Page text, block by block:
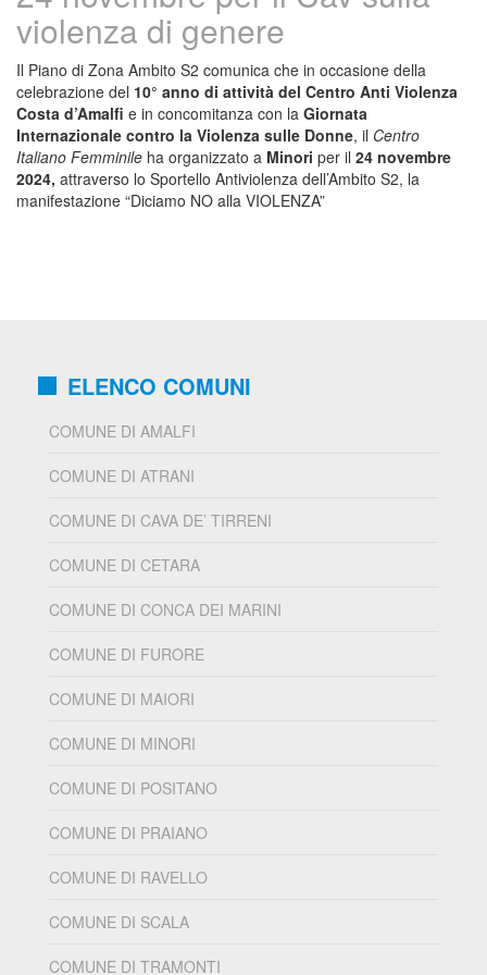
violenza di genere
Il Piano di Zona Ambito S2 comunica che in occasione della
celebrazione del 10° anno di attività del Centro Anti Violenza
Costa d’Amalfi e in concomitanza con la Giornata
Internazionale contro la Violenza sulle Donne, il Centro
Italiano Femminile ha organizzato a Minori per il 24 novembre
2024, attraverso lo Sportello Antiviolenza dell’Ambito S2, la
manifestazione “Diciamo NO alla VIOLENZA”
ELENCO COMUNI
COMUNE DI AMALFI
COMUNE DI ATRANI
COMUNE DI CAVA DE’ TIRRENI
COMUNE DI CETARA
COMUNE DI CONCA DEI MARINI
COMUNE DI FURORE
COMUNE DI MAIORI
COMUNE DI MINORI
COMUNE DI POSITANO
COMUNE DI PRAIANO
COMUNE DI RAVELLO
COMUNE DI SCALA
COMUNE DI TRAMONTI